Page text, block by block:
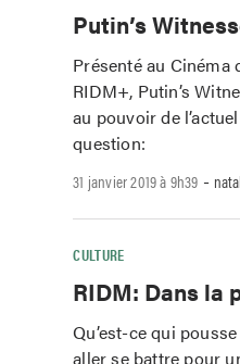
Putin’s
Présenté au
RIDM+, Putin’s
au pouvoir de
question:
31 janvier 2019 à 9h39 -
CULTURE
RIDM: Dans la
Qu’est-ce qui
aller se battre pour